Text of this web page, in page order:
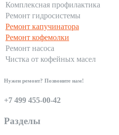
Комплексная профилактика
Ремонт гидросистемы
Ремонт капучинатора
Ремонт кофемолки
Ремонт насоса
Чистка от кофейных масел
Нужен ремонт? Позвоните нам!
+7 499 455-00-42
Разделы